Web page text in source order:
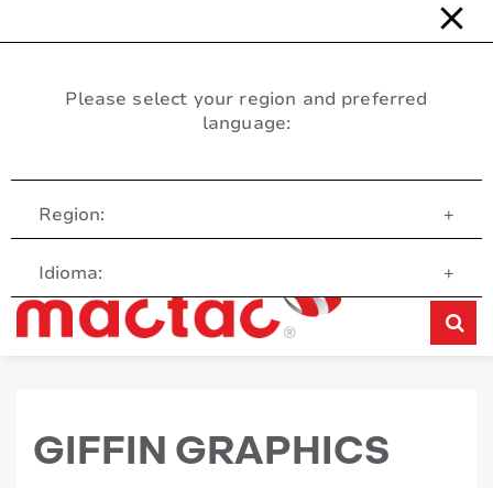
Please select your region and preferred
language:
Region: +
Idioma: +
Servicio al Cliente
GIFFIN GRAPHICS